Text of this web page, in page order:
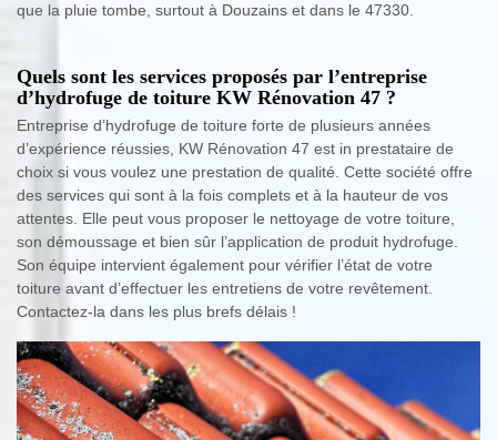
que la pluie tombe, surtout à Douzains et dans le 47330.
Quels sont les services proposés par l’entreprise
d’hydrofuge de toiture KW Rénovation 47 ?
Entreprise d’hydrofuge de toiture forte de plusieurs années
d’expérience réussies, KW Rénovation 47 est in prestataire de
choix si vous voulez une prestation de qualité. Cette société offre
des services qui sont à la fois complets et à la hauteur de vos
attentes. Elle peut vous proposer le nettoyage de votre toiture,
son démoussage et bien sûr l’application de produit hydrofuge.
Son équipe intervient également pour vérifier l’état de votre
toiture avant d’effectuer les entretiens de votre revêtement.
Contactez-la dans les plus brefs délais !